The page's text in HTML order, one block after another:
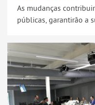
As mudanças
públicas, garantirão a